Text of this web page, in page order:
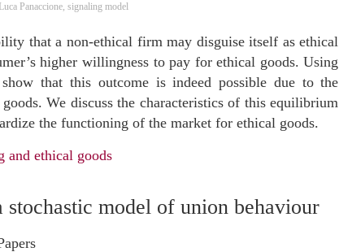
Luca Panaccione, signaling model
that a non-ethical firm may disguise itself as ethical
higher willingness to pay for ethical goods. Using
show that this outcome is indeed possible due to the
We discuss the characteristics of this equilibrium
the functioning of the market for ethical goods.
and ethical goods
stochastic model of union behaviour